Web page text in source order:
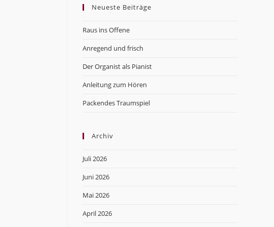
Neueste Beiträge
Raus ins Offene
Anregend und frisch
Der Organist als Pianist
Anleitung zum Hören
Packendes Traumspiel
Archiv
Juli 2026
Juni 2026
Mai 2026
April 2026